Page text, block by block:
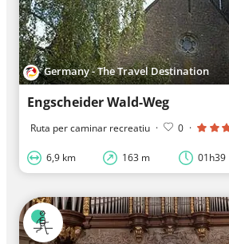
Germany - The Travel Destination
Engscheider Wald-Weg
Ruta per caminar recreatiu · 0 ·
6,9 km 163 m 01h39